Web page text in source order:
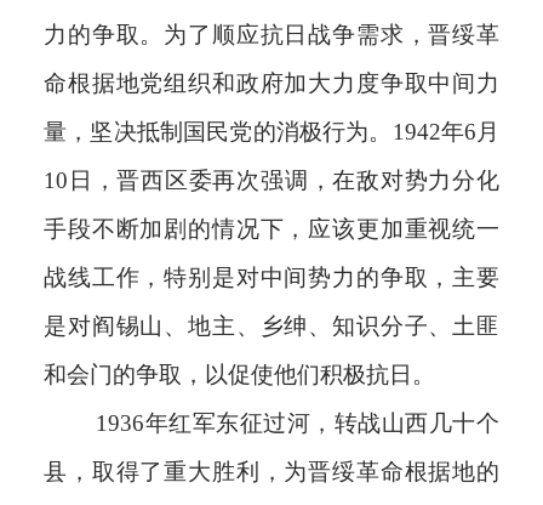
力的争取。为了顺应抗日战争需求，晋绥革
命根据地党组织和政府加大力度争取中间力
量，坚决抵制国民党的消极行为。1942年6月
10日，晋西区委再次强调，在敌对势力分化
手段不断加剧的情况下，应该更加重视统一
战线工作，特别是对中间势力的争取，主要
是对阎锡山、地主、乡绅、知识分子、土匪
和会门的争取，以促使他们积极抗日。
1936年红军东征过河，转战山西几十个
县，取得了重大胜利，为晋绥革命根据地的